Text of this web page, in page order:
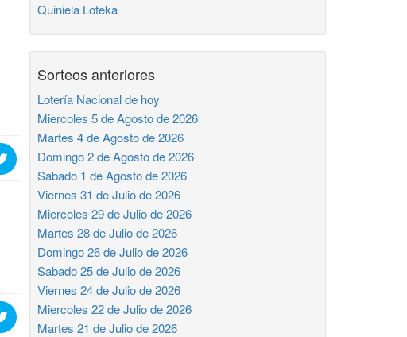
Quiniela Loteka
Sorteos anteriores
Lotería Nacional de hoy
Miercoles 5 de Agosto de 2026
Martes 4 de Agosto de 2026
Domingo 2 de Agosto de 2026
Sabado 1 de Agosto de 2026
Viernes 31 de Julio de 2026
Miercoles 29 de Julio de 2026
Martes 28 de Julio de 2026
Domingo 26 de Julio de 2026
Sabado 25 de Julio de 2026
Viernes 24 de Julio de 2026
Miercoles 22 de Julio de 2026
Martes 21 de Julio de 2026